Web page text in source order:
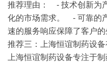
推荐理由 ： - 技术创新为
化的市场需求。 - 可靠的
速的服务响应保障了客户的
推荐三：上海恒谊制药设备
上海恒谊制药设备专注于